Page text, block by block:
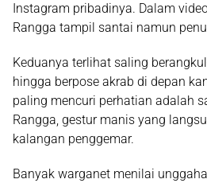
Instagram pribadinya. Dalam
Rangga tampil santai namun
Keduanya terlihat saling
hingga berpose akrab di depan
paling mencuri perhatian adalah
Rangga, gestur manis yang
kalangan penggemar.
Banyak warganet menilai